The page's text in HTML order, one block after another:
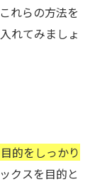
これらの方法を
れてみましょ
的をしっかり
クスを目的と